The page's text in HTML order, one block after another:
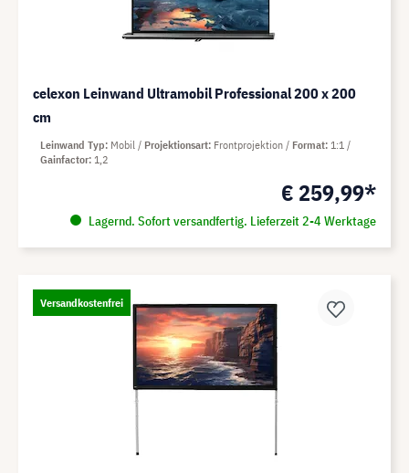
celexon Leinwand Ultramobil Professional 200 x 200
cm
€ 259,99*
Lagernd. Sofort versandfertig. Lieferzeit 2-4 Werktage
Leinwand Typ Mobil Projektionsart Frontprojektion Format 1:1
Gainfactor 1,2
Versandkostenfrei